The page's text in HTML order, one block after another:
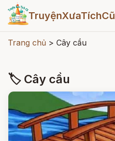
TruyệnXưaTíchCũ
Trang chủ > Cây cầu
🏷 Cây cầu